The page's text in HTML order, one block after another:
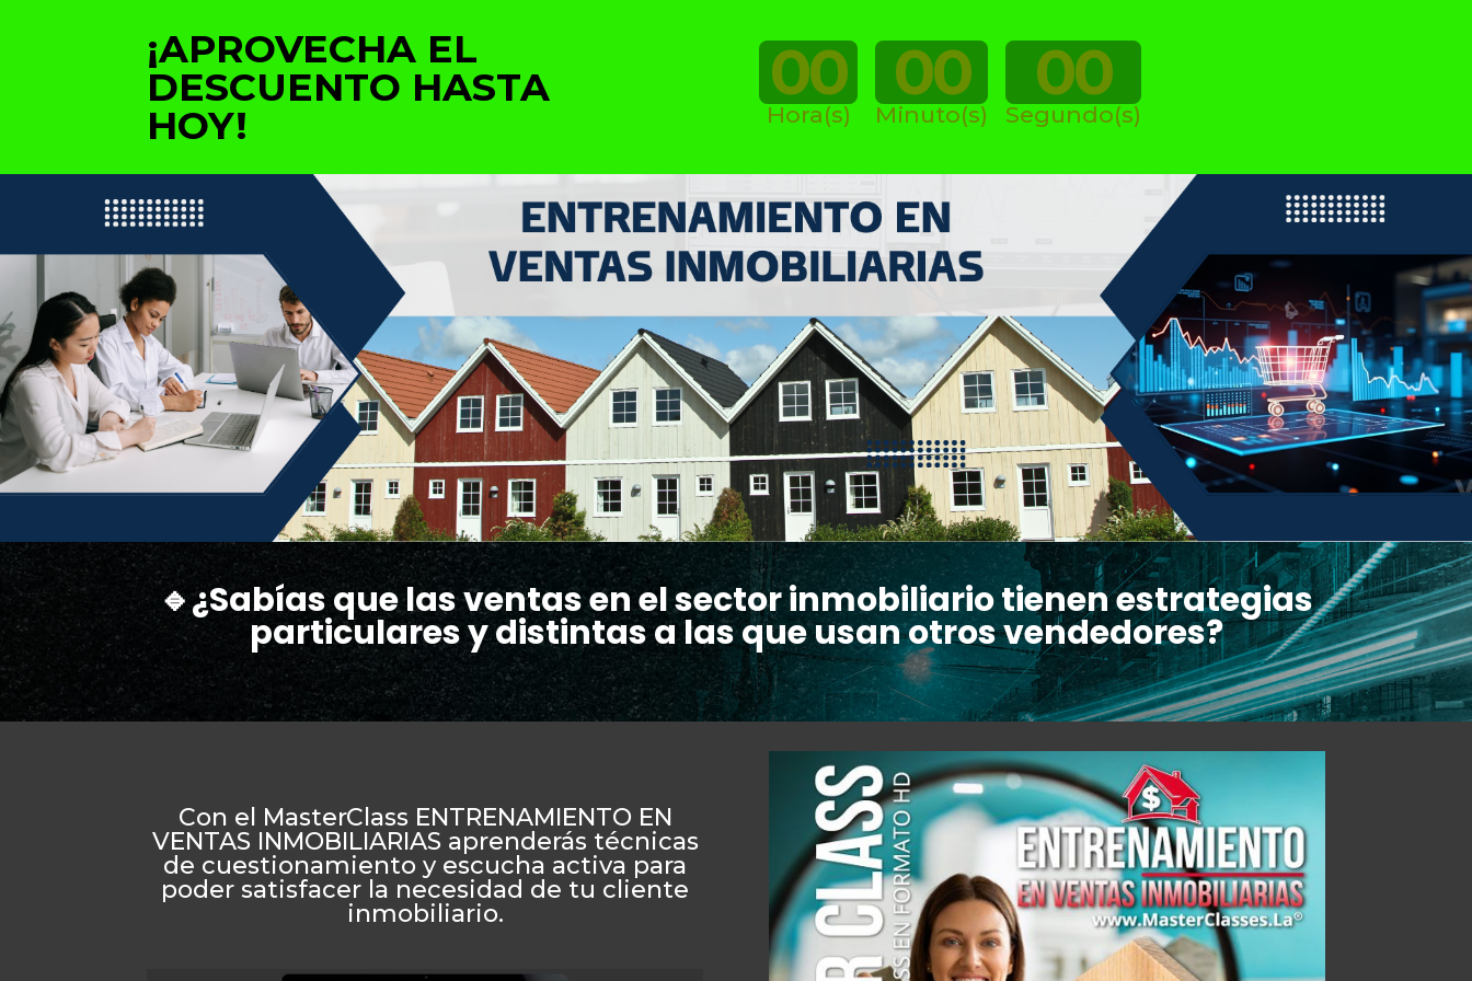
¡APROVECHA EL
DESCUENTO HASTA
HOY!
00
Hora(s)
00
Minuto(s)
00
Segundo(s)
🔹¿Sabías que las ventas en el sector inmobiliario tienen estrategias
particulares y distintas a las que usan otros vendedores?
Con el MasterClass ENTRENAMIENTO EN
VENTAS INMOBILIARIAS aprenderás técnicas
de cuestionamiento y escucha activa para
poder satisfacer la necesidad de tu cliente
inmobiliario.